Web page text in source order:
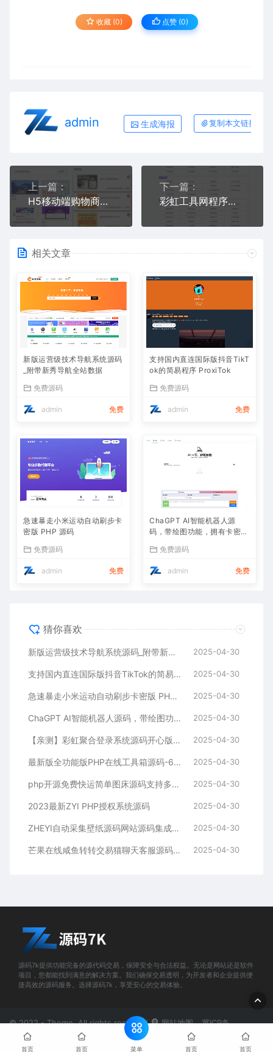
收藏 (0) 点赞 (0)
admin 生成海报 复制本文链接
上一篇：
H5移动端购物商城系统源码 小型商城全新简洁风格全新UI 支持易支付接口
下一篇：
彩虹工具网程序开源未加密版运行环境apache版本
相关文章
新版运营级技术导航系统源码
_附带新秀导航全站数据
免费源码
admin 免费
支持国内直连国际版抖音TikT
ok的简易程序 ProxiTok
免费源码
admin 免费
急速暴走小米运动自动刷步卡
密版 PHP 源码
免费源码
admin 免费
ChaGPT AI智能机器人源
码，带绘图功能，拥有卡密功
免费源码
admin 免费
猜你喜欢
新版运营级技术导航系统源码_附带新秀导航全站数据 2025-04-30
支持国内直连国际版抖音TikTok的简易程序 ProxiTok 2025-04-30
急速暴走小米运动自动刷步卡密版 PHP 源码 2025-04-30
ChaGPT AI智能机器人源码，带绘图功能，拥有卡密功能 带视频教程 2025-04-30
【亲测】彩虹聚合登录系统源码开心版 一站式社会化账号登录系统 2025-04-30
最新版全功能版PHP在线工具箱源码-66toolkit v16.0.0 2025-04-30
php开源免费快运简单图床源码支持多种模式接入 2025-04-30
2023最新ZYI PHP授权系统源码 2025-04-30
ZHEYI自动采集壁纸源码网站源码集成360壁纸接口 2025-04-30
芒果在线咸鱼转转交易猫聊天客服源码_支持分享图 2025-04-30
源码7k提供功能完备的源代码交易，保障安全与合法权益。无论是网站还是软件
项目，您都能找到满意的解决方案。我们确保交易透明，为开发者和企业提供便
捷高效的源码服务。选择源码7k，享受安心的交易体验。
© 2022 - Theme. All rights reserved 网站地图
冀ICP备
2024072626号-2
首页 首页 菜单 首页 首页